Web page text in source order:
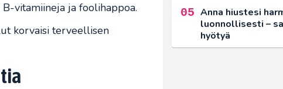
vitamiineja ja foolihappoa.
korvaisi terveellisen
Anna hiustesi
luonnollisesti –
hyötyä